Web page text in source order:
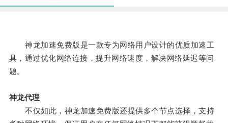
神龙加速免费版是一款专为网络用户设计的优质加速工
具，通过优化网络连接，提升网络速度，解决网络延迟等问
题。
神龙代理
不仅如此，神龙加速免费版还提供多个节点选择，支持